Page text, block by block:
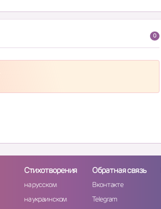
0
Стихотворения
на русском
на украинском
Обратная связь
Вконтакте
Telegram